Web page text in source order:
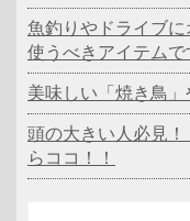
魚釣りやドライブ
使うべきアイテムで
美味しい「焼き鳥
頭の大きい人必見
らココ！！